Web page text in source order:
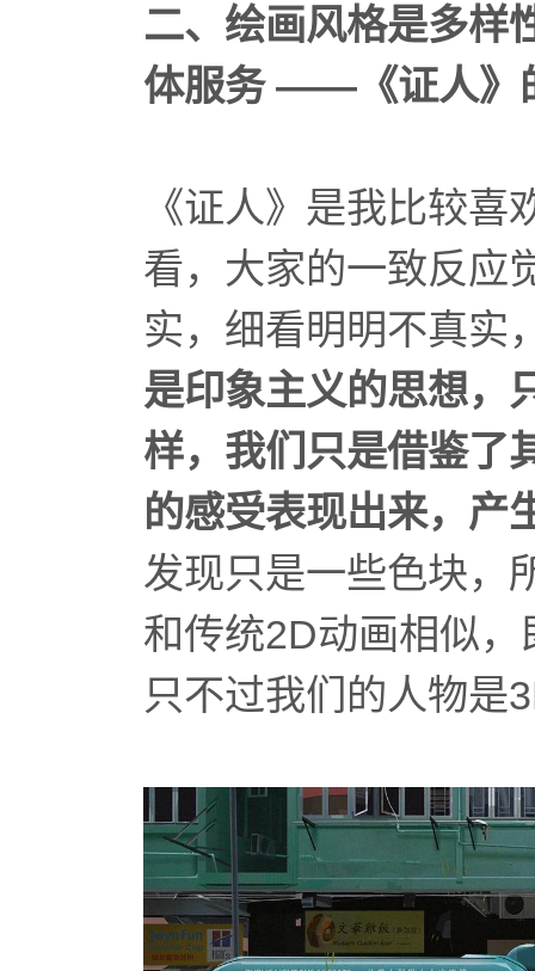
二、绘画风格是多样
体服务 ——《证人》
《证人》是我比较
看，大家的一致反应
实，细看明明不真实
是印象主义的思想，
样，我们只是借鉴了
的感受表现出来， 产
发现只是一些色块，
和传统2D动画相似
只不过我们的人物是